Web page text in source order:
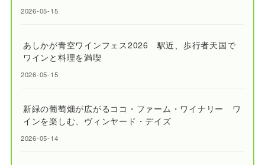
2026-05-15
あしかが青空ワインフェス2026 駅近、歩行者天国で
ワインと料理を満喫
2026-05-15
新緑の葡萄畑が広がるココ・ファーム・ワイナリー ワ
インを楽しむ、ヴィンヤード・デイズ
2026-05-14